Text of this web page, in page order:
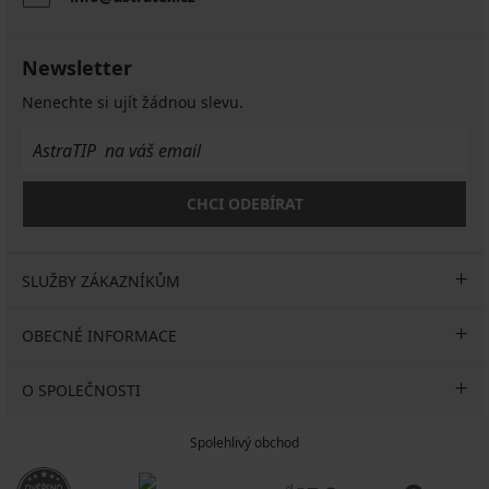
Newsletter
Nenechte si ujít žádnou slevu.
CHCI ODEBÍRAT
SLUŽBY ZÁKAZNÍKŮM
OBECNÉ INFORMACE
O SPOLEČNOSTI
Spolehlivý obchod